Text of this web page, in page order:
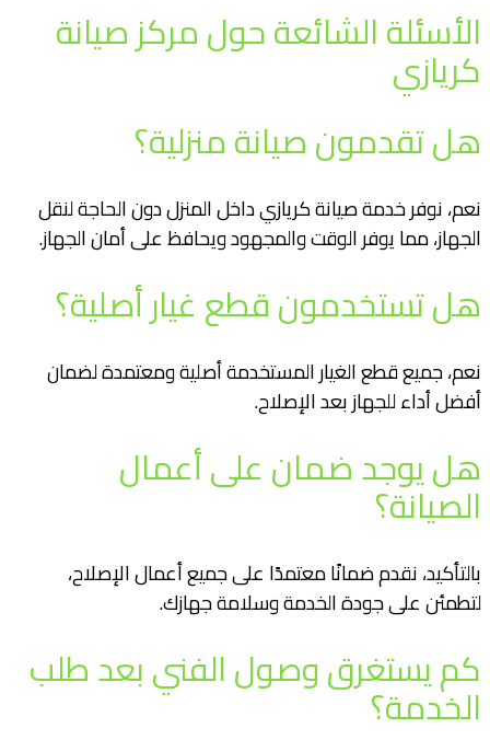
الأسئلة الشائعة حول مركز صيانة
كريازي
هل تقدمون صيانة منزلية؟
نعم، نوفر خدمة صيانة كريازي داخل المنزل دون الحاجة لنقل
الجهاز، مما يوفر الوقت والمجهود ويحافظ على أمان الجهاز.
هل تستخدمون قطع غيار أصلية؟
نعم، جميع قطع الغيار المستخدمة أصلية ومعتمدة لضمان
أفضل أداء للجهاز بعد الإصلاح.
هل يوجد ضمان على أعمال
الصيانة؟
بالتأكيد، نقدم ضمانًا معتمدًا على جميع أعمال الإصلاح،
لتطمئن على جودة الخدمة وسلامة جهازك.
كم يستغرق وصول الفني بعد طلب
الخدمة؟